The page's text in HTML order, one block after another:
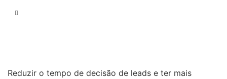
Reduzir o tempo de decisão de leads e ter mais